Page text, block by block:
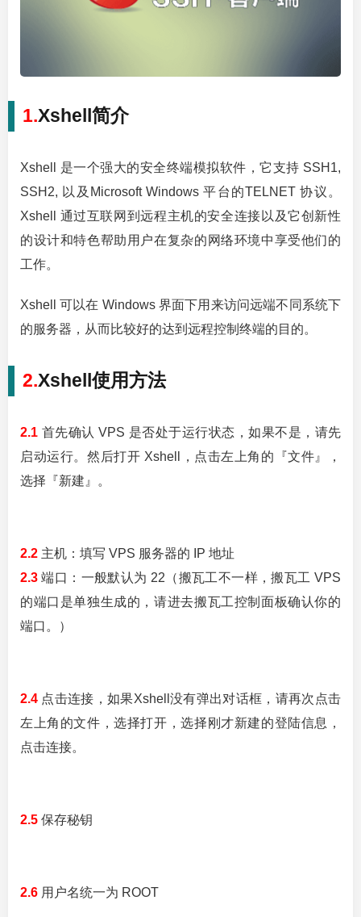
1.Xshell简介
Xshell 是一个强大的安全终端模拟软件，它支持 SSH1,
SSH2, 以及Microsoft Windows 平台的TELNET 协议。
Xshell 通过互联网到远程主机的安全连接以及它创新性
的设计和特色帮助用户在复杂的网络环境中享受他们的
工作。
Xshell 可以在 Windows 界面下用来访问远端不同系统下
的服务器，从而比较好的达到远程控制终端的目的。
2.Xshell使用方法
2.1 首先确认 VPS 是否处于运行状态，如果不是，请先
启动运行。然后打开 Xshell，点击左上角的『文件』，
选择『新建』。
2.2 主机：填写 VPS 服务器的 IP 地址
2.3 端口：一般默认为 22（搬瓦工不一样，搬瓦工 VPS
的端口是单独生成的，请进去搬瓦工控制面板确认你的
端口。）
2.4 点击连接，如果Xshell没有弹出对话框，请再次点击
左上角的文件，选择打开，选择刚才新建的登陆信息，
点击连接。
2.5 保存秘钥
2.6 用户名统一为 ROOT